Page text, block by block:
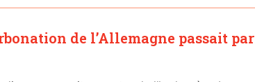
de l’Allemagne passait par